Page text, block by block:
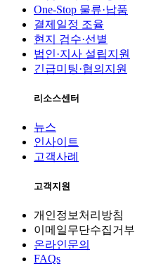
One-Stop 물류·납품
결제일정 조율
현지 검수·선별
법인·지사 설립지원
긴급미팅·협의지원
리소스센터
뉴스
인사이트
고객사례
고객지원
개인정보처리방침
이메일무단수집거부
온라인문의
FAQs